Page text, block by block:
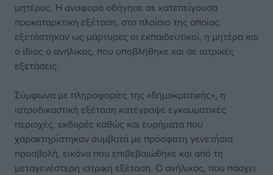
μητέρας. Η αναφορά οδήγησε σε κατεπείγουσα
προκαταρκτική εξέταση, στο πλαίσιο της οποίας
εξετάστηκαν ως μάρτυρες οι εκπαιδευτικοί, η μητέρα και
ο ίδιος ο ανήλικος, που υποβλήθηκε και σε ιατρικές
εξετάσεις.
Σύμφωνα με πληροφορίες της «δημοκρατικής», η
ιατροδικαστική εξέταση κατέγραψε εγκαυματικές
περιοχές, εκδορές καθώς και ευρήματα που
χαρακτηρίστηκαν συμβατά με πρόσφατη γενετήσια
προσβολή, εικόνα που επιβεβαιώθηκε και από τη
μεταγενέστερη ιατρική εξέταση. Ο ανήλικος, που πάσχει